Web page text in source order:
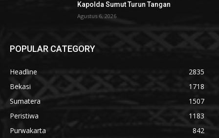
Kapolda Sumut Turun Tangan
Agustus 6, 2026
POPULAR CATEGORY
Headline
2835
Bekasi
1718
Sumatera
1507
Peristiwa
1183
Purwakarta
842